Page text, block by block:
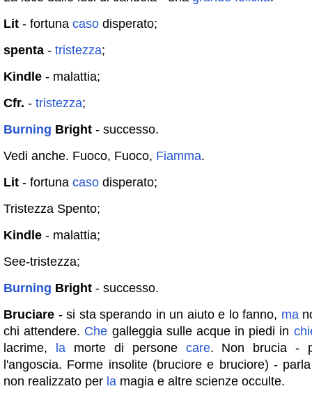
Lit - fortuna caso disperato;
spenta - tristezza;
Kindle - malattia;
Cfr. - tristezza;
Burning Bright - successo.
Vedi anche. Fuoco, Fuoco, Fiamma.
Lit - fortuna caso disperato;
Tristezza Spento;
Kindle - malattia;
See-tristezza;
Burning Bright - successo.
Bruciare - si sta sperando in un aiuto e lo fanno, ma
chi attendere. Che galleggia sulle acque in piedi in
lacrime,
lamorte di persone care. Non brucia -
l'angoscia. Forme insolite (bruciore e bruciore) -
non realizzato per la magia e altre scienze occulte.